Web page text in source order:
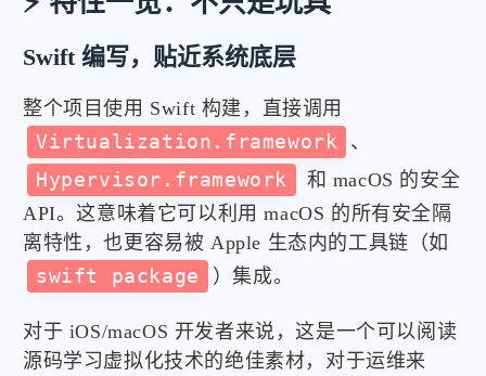
Swift 编写，贴近系统底层
整个项目使用 Swift 构建，直接调用
Virtualization.framework
、
Hypervisor.framework
和 macOS 的安全
API。这意味着它可以利用 macOS 的所有安全隔
离特性，也更容易被 Apple 生态内的工具链（如
swift package
）集成。
对于 iOS/macOS 开发者来说，这是一个可以阅读
源码学习虚拟化技术的绝佳素材，对于运维来